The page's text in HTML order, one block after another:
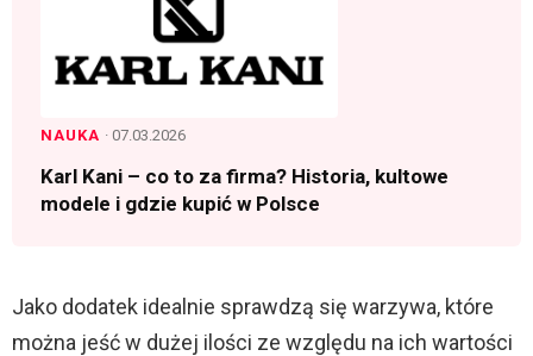
NAUKA · 07.03.2026
Karl Kani – co to za firma? Historia, kultowe
modele i gdzie kupić w Polsce
Jako dodatek idealnie sprawdzą się warzywa, które
można jeść w dużej ilości ze względu na ich wartości